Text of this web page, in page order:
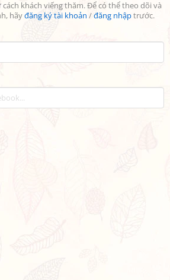
khách viếng thăm. Để có thể theo dõi và
hãyđăng ký tài khoản /đăng nhậptrước.